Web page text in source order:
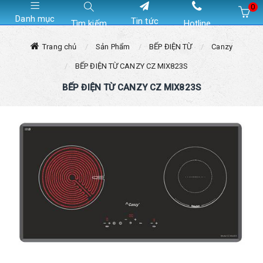
Danh mục Tìm kiếm Tin tức Hotline
0
Trang chủ Sản Phẩm BẾP ĐIỆN TỪ Canzy
BẾP ĐIỆN TỪ CANZY CZ MIX823S
BẾP ĐIỆN TỪ CANZY CZ MIX823S